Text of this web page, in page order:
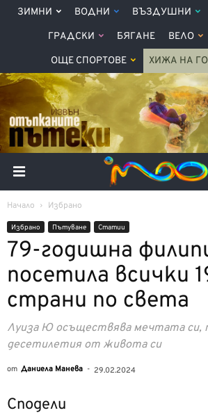
ЗИМНИ ВОДНИ ВЪЗДУШНИ
ГРАДСКИ БЯГАНЕ ВЕЛО
ОЩЕ СПОРТОВЕ ХИЖА НА
Начало Избрано
Избрано Пътуване Статии
79-годишна
посетила всички
страни по света
Луиза Ю осъществява мечтата си,
десетилетия от живота си
от Даниела Манева - 29.02.2024
Сподели